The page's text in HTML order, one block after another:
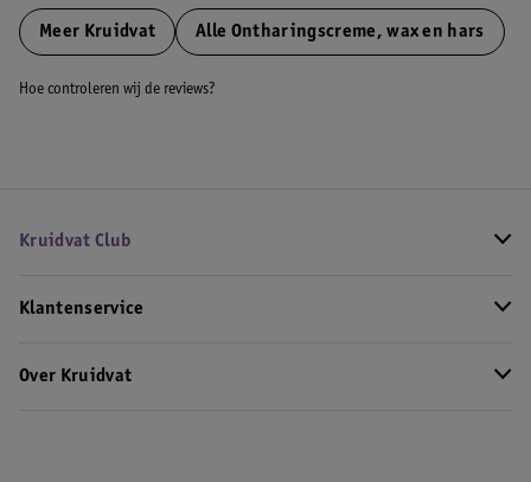
Meer Kruidvat Alle Ontharingscreme, wax en hars
Hoe controleren wij de reviews?
Kruidvat Club
Klantenservice
Over Kruidvat